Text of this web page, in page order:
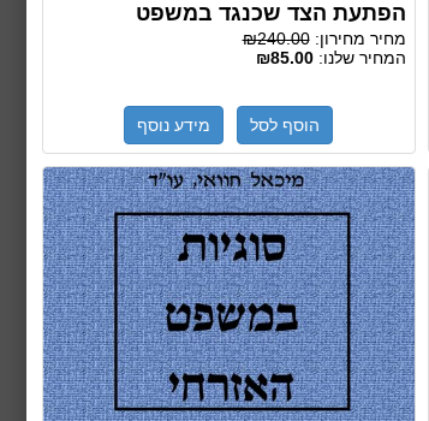
הפתעת הצד שכנגד במשפט
מחיר מחירון:₪240.00
המחיר שלנו:₪85.00
הוסף לסל מידע נוסף